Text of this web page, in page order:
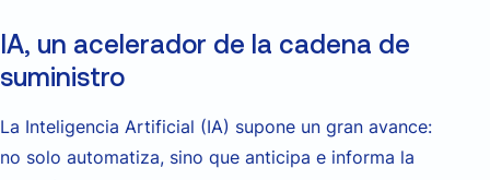
IA, un acelerador de la cadena de
suministro
La Inteligencia Artificial (IA) supone un gran avance:
no solo automatiza, sino que anticipa e informa la